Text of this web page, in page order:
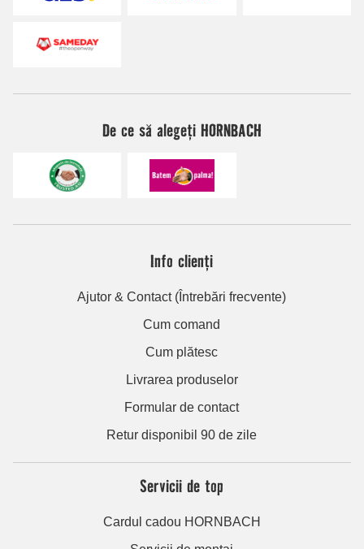
De ce să alegeți HORNBACH
Info clienți
Ajutor & Contact (Întrebări frecvente)
Cum comand
Cum plătesc
Livrarea produselor
Formular de contact
Retur disponibil 90 de zile
Servicii de top
Cardul cadou HORNBACH